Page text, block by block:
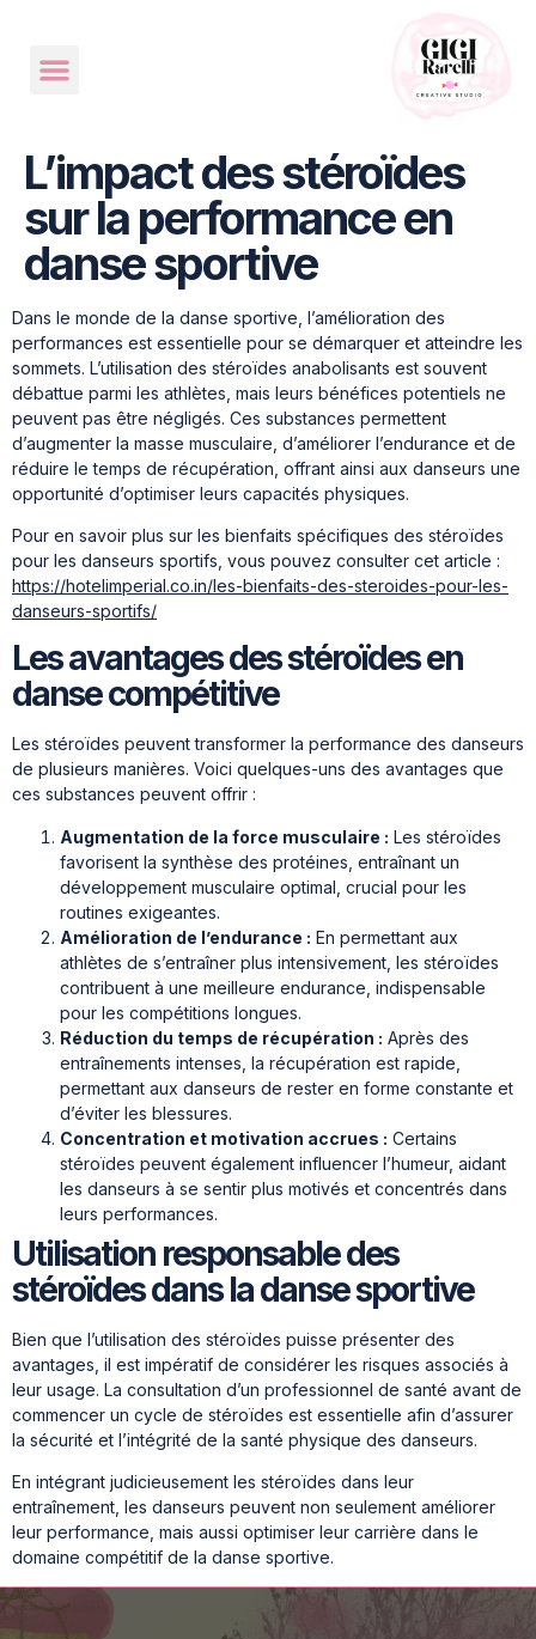
L’impact des stéroïdes
sur la performance en
danse sportive
Dans le monde de la danse sportive, l’amélioration des
performances est essentielle pour se démarquer et atteindre les
sommets. L’utilisation des stéroïdes anabolisants est souvent
débattue parmi les athlètes, mais leurs bénéfices potentiels ne
peuvent pas être négligés. Ces substances permettent
d’augmenter la masse musculaire, d’améliorer l’endurance et de
réduire le temps de récupération, offrant ainsi aux danseurs une
opportunité d’optimiser leurs capacités physiques.
Pour en savoir plus sur les bienfaits spécifiques des stéroïdes
pour les danseurs sportifs, vous pouvez consulter cet article :
https://hotelimperial.co.in/les-bienfaits-des-steroides-pour-les-
danseurs-sportifs/
Les avantages des stéroïdes en
danse compétitive
Les stéroïdes peuvent transformer la performance des danseurs
de plusieurs manières. Voici quelques-uns des avantages que
ces substances peuvent offrir :
Augmentation de la force musculaire : Les stéroïdes
favorisent la synthèse des protéines, entraînant un
développement musculaire optimal, crucial pour les
routines exigeantes.
Amélioration de l’endurance : En permettant aux
athlètes de s’entraîner plus intensivement, les stéroïdes
contribuent à une meilleure endurance, indispensable
pour les compétitions longues.
Réduction du temps de récupération : Après des
entraînements intenses, la récupération est rapide,
permettant aux danseurs de rester en forme constante et
d’éviter les blessures.
Concentration et motivation accrues : Certains
stéroïdes peuvent également influencer l’humeur, aidant
les danseurs à se sentir plus motivés et concentrés dans
leurs performances.
Utilisation responsable des
stéroïdes dans la danse sportive
Bien que l’utilisation des stéroïdes puisse présenter des
avantages, il est impératif de considérer les risques associés à
leur usage. La consultation d’un professionnel de santé avant de
commencer un cycle de stéroïdes est essentielle afin d’assurer
la sécurité et l’intégrité de la santé physique des danseurs.
En intégrant judicieusement les stéroïdes dans leur
entraînement, les danseurs peuvent non seulement améliorer
leur performance, mais aussi optimiser leur carrière dans le
domaine compétitif de la danse sportive.